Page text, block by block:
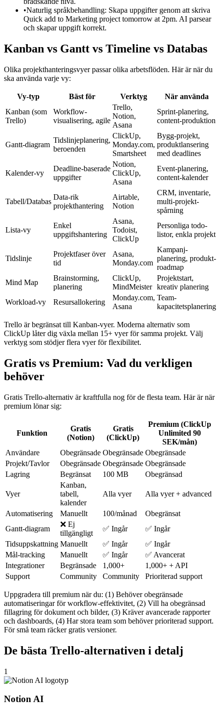
•Naturlig språkbehandling: Skapa uppgifter genom att skriva
Quick add to Marketing project tomorrow at 2pm. AI parsear
och skapar uppgift korrekt.
Kanban vs Gantt vs Timeline vs Databas
Olika projekthanteringsvyer passar olika arbetsflöden. Här är när du
ska använda varje vy:
Vy-typ Bäst för Verktyg
När använda
Kanban (som
Trello)
Workflow-
visualisering, agile
Trello,
Notion,
Asana
Sprint-planering,
content-produktion
Gantt-diagram
Tidslinjeplanering,
beroenden
ClickUp,
Monday.com,
Smartsheet
Bygg-projekt,
produktlansering
med deadlines
Kalender-vy
Deadline-baserade
uppgifter
Notion,
ClickUp,
Asana
Event-planering,
content-kalender
Tabell/Databas
Data-rik
projekthantering
Airtable,
Notion
CRM, inventarie,
multi-projekt-
spårning
Lista-vy
Enkel
uppgiftshantering
Asana,
Todoist,
ClickUp
Personliga todo-
listor, enkla projekt
Tidslinje
Projektfaser över
tid
Asana,
Monday.com
Kampanj-
planering, produkt-
roadmap
Mind Map
Brainstorming,
planering
ClickUp,
MindMeister
Projektstart,
kreativ planering
Workload-vy
Resursallokering
Monday.com,
Asana
Team-
kapacitetsplanering
Trello är begränsat till Kanban-vyer. Moderna alternativ som
ClickUp låter dig växla mellan 15+ vyer för samma projekt. Välj
verktyg som stödjer flera vyer för flexibilitet.
Gratis vs Premium: Vad du verkligen
behöver
Gratis Trello-alternativ är kraftfulla nog för de flesta team. Här är när
premium lönar sig:
Funktion
Gratis
(Notion)
Gratis
(ClickUp)
Premium (ClickUp
Unlimited 90
SEK/mån)
Användare
Obegränsade Obegränsade Obegränsade
Projekt/Tavlor
Obegränsade Obegränsade Obegränsade
Lagring
Begränsat 100 MB Obegränsad
Vyer
Kanban,
tabell,
kalender
Alla vyer Alla vyer + advanced
Automatisering Manuellt 100/månad
Obegränsat
Gantt-diagram
❌ Ej
tillgängligt
✅ Ingår
✅ Ingår
Tidsuppskattning Manuellt ✅ Ingår
✅ Ingår
Mål-tracking
Manuellt ✅ Ingår
✅ Avancerat
Integrationer
Begränsade 1,000+
1,000+ + API
Support
Community Community Prioriterad support
Uppgradera till premium när du: (1) Behöver obegränsade
automatiseringar för workflow-effektivitet, (2) Vill ha obegränsad
fillagring för dokument och bilder, (3) Kräver avancerade rapporter
och dashboards, (4) Har stora team som behöver prioriterad support.
För små team räcker gratis versioner.
De bästa Trello-alternativen i detalj
1
Notion AI